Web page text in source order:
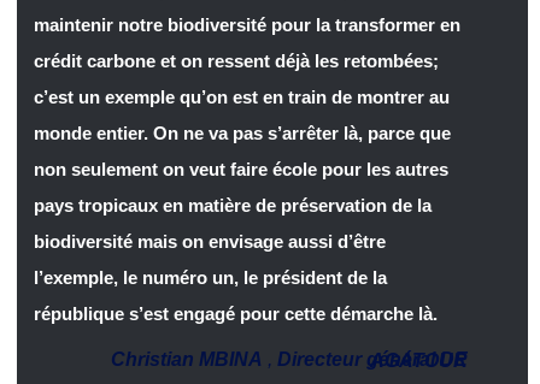
maintenir notre biodiversité pour la transformer en
crédit carbone et on ressent déjà les retombées;
c’est un exemple qu’on est en train de montrer au
monde entier. On ne va pas s’arrêter là, parce que
non seulement on veut faire école pour les autres
pays tropicaux en matière de préservation de la
biodiversité mais on envisage aussi d’être
l’exemple, le numéro un, le président de la
république s’est engagé pour cette démarche là.
Christian MBINA , Directeur général DE AGATOUR